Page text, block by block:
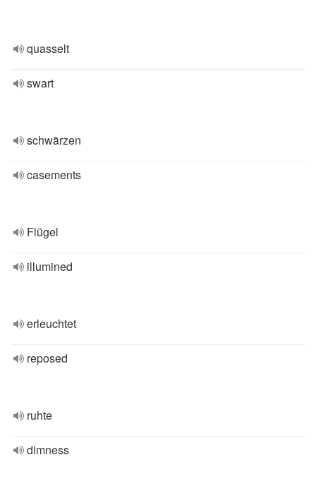
quasselt
swart
schwärzen
casements
Flügel
illumined
erleuchtet
reposed
ruhte
dimness